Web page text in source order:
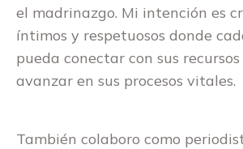
el madrinazgo. Mi intención es
íntimos y respetuosos donde
pueda conectar con sus
avanzar en sus procesos vitales.
También colaboro como